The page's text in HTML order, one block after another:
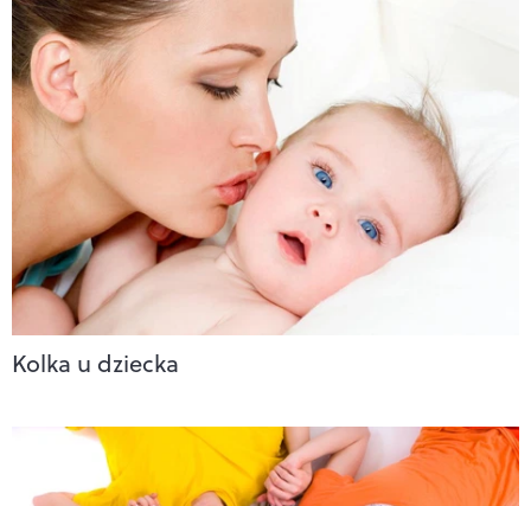
Kolka u dziecka